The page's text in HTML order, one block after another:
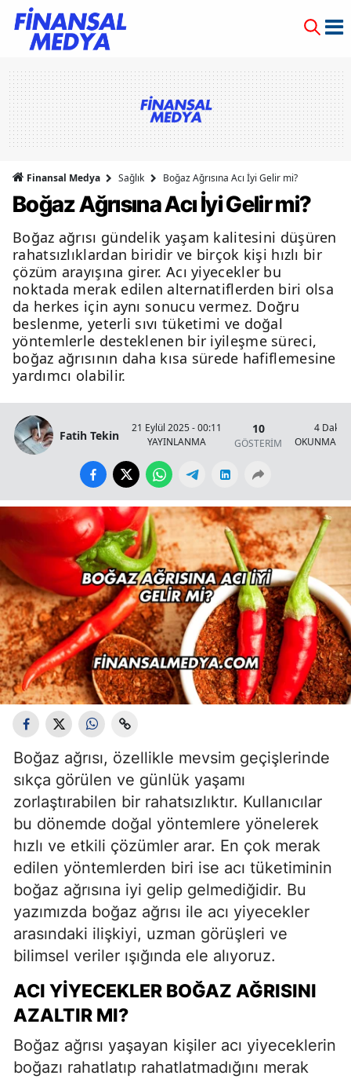
Finansal Medya Sağlık Boğaz Ağrısına Acı İyi Gelir mi?
Boğaz Ağrısına Acı İyi Gelir mi?
Boğaz ağrısı gündelik yaşam kalitesini düşüren
rahatsızlıklardan biridir ve birçok kişi hızlı bir
çözüm arayışına girer. Acı yiyecekler bu
noktada merak edilen alternatiflerden biri olsa
da herkes için aynı sonucu vermez. Doğru
beslenme, yeterli sıvı tüketimi ve doğal
yöntemlerle desteklenen bir iyileşme süreci,
boğaz ağrısının daha kısa sürede hafiflemesine
yardımcı olabilir.
Fatih Tekin
21 Eylül 2025 - 00:11
YAYINLANMA
10
GÖSTERİM
4 Dakika
OKUNMA
Boğaz ağrısı, özellikle mevsim geçişlerinde
sıkça görülen ve günlük yaşamı
zorlaştırabilen bir rahatsızlıktır. Kullanıcılar
bu dönemde doğal yöntemlere yönelerek
hızlı ve etkili çözümler arar. En çok merak
edilen yöntemlerden biri ise acı tüketiminin
boğaz ağrısına iyi gelip gelmediğidir. Bu
yazımızda boğaz ağrısı ile acı yiyecekler
arasındaki ilişkiyi, uzman görüşleri ve
bilimsel veriler ışığında ele alıyoruz.
ACI YIYECEKLER BOĞAZ AĞRISINI
AZALTIR MI?
Boğaz ağrısı yaşayan kişiler acı yiyeceklerin
boğazı rahatlatıp rahatlatmadığını merak